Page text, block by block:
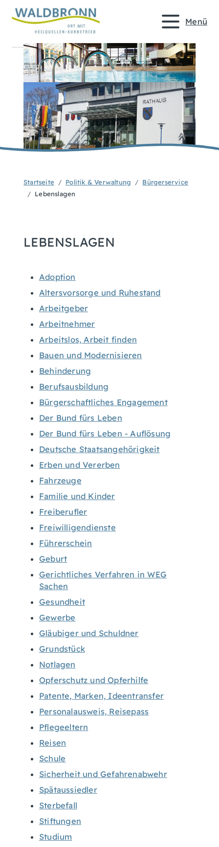
Menü
Startseite Politik & Verwaltung
Bürgerservice
Lebenslagen
LEBENSLAGEN
Adoption
Altersvorsorge und Ruhestand
Arbeitgeber
Arbeitnehmer
Arbeitslos, Arbeit finden
Bauen und Modernisieren
Behinderung
Berufsausbildung
Bürgerschaftliches Engagement
Der Bund fürs Leben
Der Bund fürs Leben - Auflösung
Deutsche Staatsangehörigkeit
Erben und Vererben
Fahrzeuge
Familie und Kinder
Freiberufler
Freiwilligendienste
Führerschein
Geburt
Gerichtliches Verfahren in WEG
Sachen
Gesundheit
Gewerbe
Gläubiger und Schuldner
Grundstück
Notlagen
Opferschutz und Opferhilfe
Patente, Marken, Ideentransfer
Personalausweis, Reisepass
Pflegeeltern
Reisen
Schule
Sicherheit und Gefahrenabwehr
Spätaussiedler
Sterbefall
Stiftungen
Studium